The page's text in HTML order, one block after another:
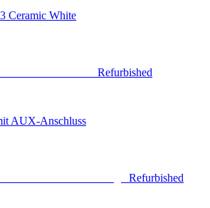
Ceramic White
Refurbished
AUX-Anschluss
Refurbished